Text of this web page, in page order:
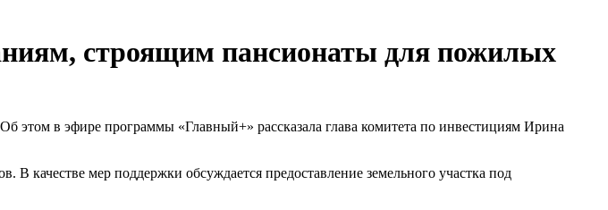
строящим пансионаты для пожилых
в эфире программы «Главный+» рассказала глава комитета по инвестициям Ирина
качестве мер поддержки обсуждается предоставление земельного участка под